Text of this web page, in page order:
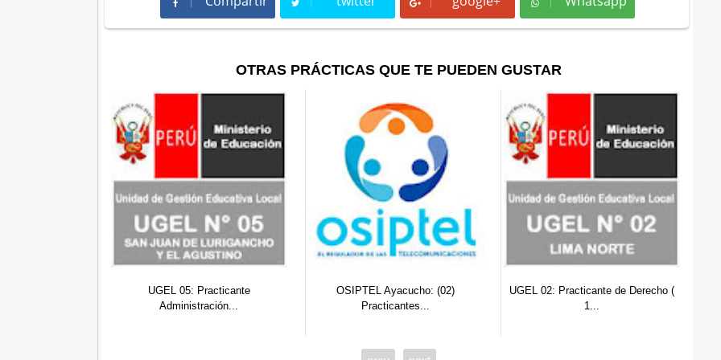
OTRAS PRÁCTICAS QUE TE PUEDEN GUSTAR
UGEL 05: Practicante
OSIPTEL Ayacucho: (02)
UGEL 02: Practicante de Derecho (
SENAMHI: